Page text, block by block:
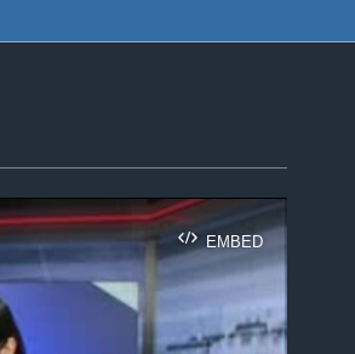
EMBED